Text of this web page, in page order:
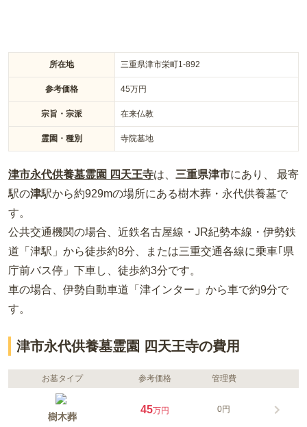
所在地 三重県津市栄町1-892
参考価格 45万円
宗旨・宗派 在来仏教
霊園・種別 寺院墓地
津市永代供養墓霊園 四天王寺は、 三重県津市にあり、 最寄
駅の津駅から約929mの場所にある樹木葬・永代供養墓で
す。
公共交通機関の場合 、近鉄名古屋線・JR紀勢本線・伊勢鉄
道「津駅」から徒歩約8分、または三重交通各線に乗車｢県
庁前バス停」下⾞し、徒歩約3分です。
車の場合 、伊勢自動車道「津インター」から車で約9分で
す。
津市永代供養墓霊園 四天王寺の費用
お墓タイプ 参考価格 管理費
樹木葬
45万円 0円